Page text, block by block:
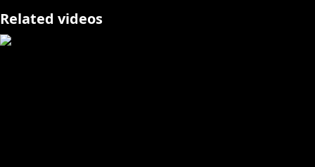
Related videos